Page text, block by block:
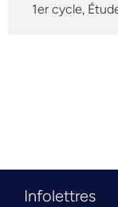
1er cycle,
Infolettres